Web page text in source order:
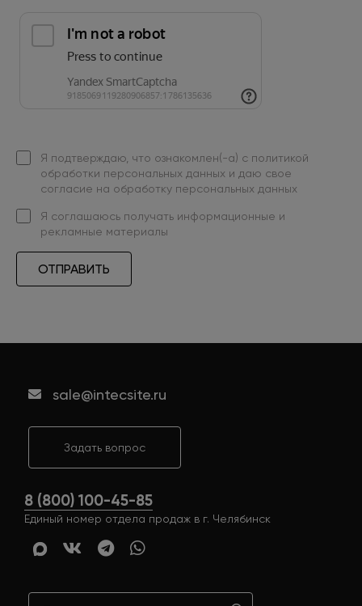
Я подтверждаю, что ознакомлен(-а) с политикой
обработки персональных данных и даю свое
согласие на обработку персональных данных
Я соглашаюсь получать информационные и
рекламные материалы
ОТПРАВИТЬ
sale@intecsite.ru
Задать вопрос
8 (800) 100-45-85
Единый номер отдела продаж в г. Челябинск